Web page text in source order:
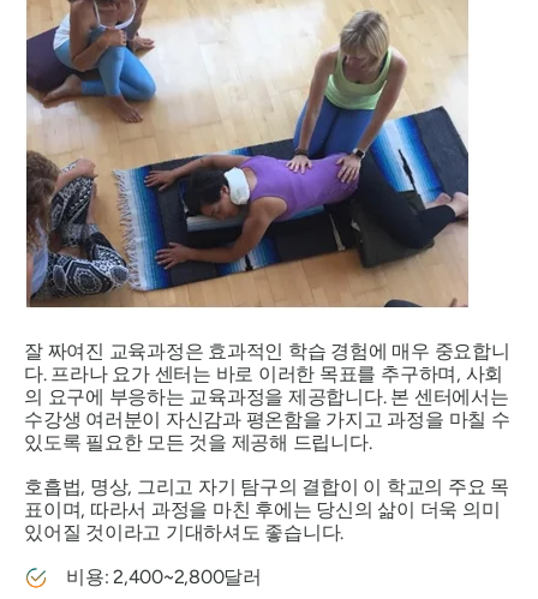
잘 짜여진 교육과정은 효과적인 학습 경험에 매우 중요합니
다. 프라나 요가 센터는 바로 이러한 목표를 추구하며, 사회
의 요구에 부응하는 교육과정을 제공합니다. 본 센터에서는
수강생 여러분이 자신감과 평온함을 가지고 과정을 마칠 수
있도록 필요한 모든 것을 제공해 드립니다.
호흡법, 명상, 그리고 자기 탐구의 결합이 이 학교의 주요 목
표이며, 따라서 과정을 마친 후에는 당신의 삶이 더욱 의미
있어질 것이라고 기대하셔도 좋습니다.
비용: 2,400~2,800달러